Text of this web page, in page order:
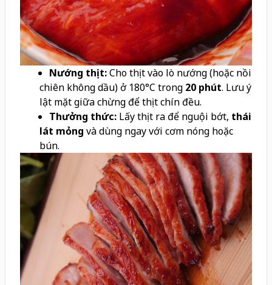
Nướng thịt:Cho thịt vào lò nướng (hoặc nồi
chiên không dầu) ở 180°C trong 20 phút. Lưu ý
lật mặt giữa chừng để thịt chín đều.
Thưởng thức: Lấy thịt ra để nguội bớt, thái
lát mỏng và dùng ngay với cơm nóng hoặc
bún.